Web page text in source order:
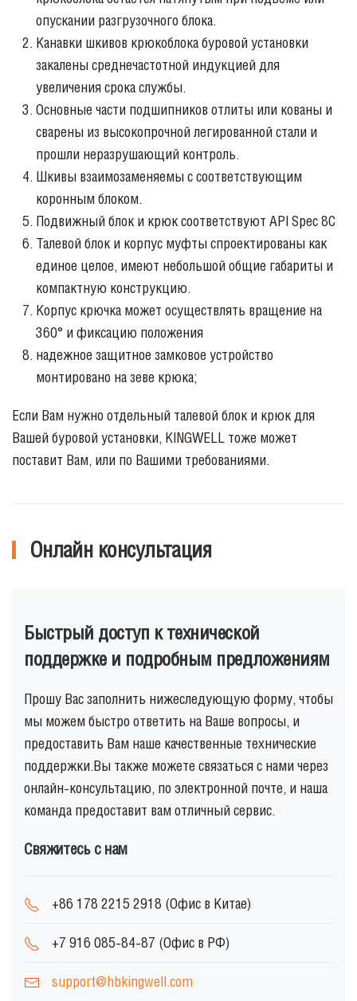
опускании разгрузочного блока.
Канавки шкивов крюкоблока буровой установки
закалены среднечастотной индукцией для
увеличения срока службы.
Основные части подшипников отлиты или кованы и
сварены из высокопрочной легированной стали и
прошли неразрушающий контроль.
Шкивы взаимозаменяемы с соответствующим
коронным блоком.
Подвижный блок и крюк соответствуют API Spec 8C
Талевой блок и корпус муфты спроектированы как
единое целое, имеют небольшой общие габариты и
компактную конструкцию.
Корпус крючка может осуществлять вращение на
360° и фиксацию положения
надежное защитное замковое устройство
монтировано на зеве крюка;
Если Вам нужно отдельный талевой блок и крюк для
Вашей буровой установки, KINGWELL тоже может
поставит Вам, или по Вашими требованиями.
Онлайн консультация
Быстрый доступ к технической
поддержке и подробным предложениям
Прошу Вас заполнить нижеследующую форму, чтобы
мы можем быстро ответить на Ваше вопросы, и
предоставить Вам наше качественные технические
поддержки.Вы также можете связаться с нами через
онлайн-консультацию, по электронной почте, и наша
команда предоставит вам отличный сервис.
Свяжитесь с нам
+86 178 2215 2918 (Офис в Китае)
+7 916 085-84-87 (Офис в РФ)
support@hbkingwell.com